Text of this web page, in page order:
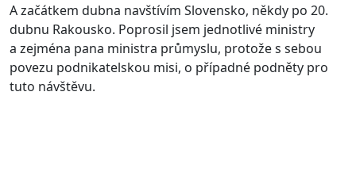
A začátkem dubna navštívím Slovensko, někdy po 20.
dubnu Rakousko. Poprosil jsem jednotlivé ministry
a zejména pana ministra průmyslu, protože s sebou
povezu podnikatelskou misi, o případné podněty pro
tuto návštěvu.